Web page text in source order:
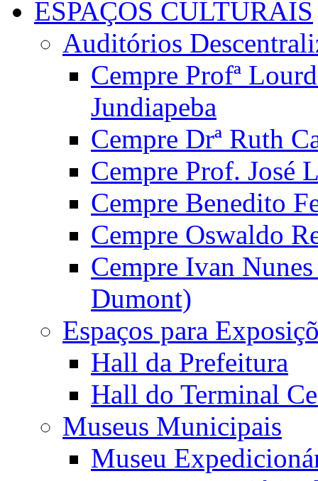
ESPAÇOS CULTURAIS
Auditórios
Cempre Profª
Jundiapeba
Cempre Drª Ruth
Cempre Prof. José
Cempre Benedito
Cempre Oswaldo
Cempre Ivan
Dumont)
Espaços para
Hall da Prefeitura
Hall do Terminal
Museus Municipais
Museu